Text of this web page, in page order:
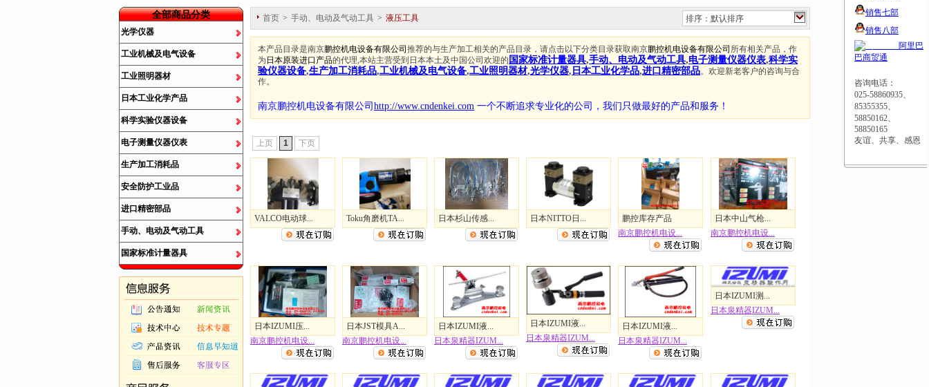
销售七部
销售八部
阿里巴
巴商贸通
咨询电话：
025-58860935、
85355355、
58850162、
58850165
友谊、共享、感恩
全部商品分类
光学仪器
工业机械及电气设备
工业照明器材
日本工业化学产品
科学实验仪器设备
电子测量仪器仪表
生产加工消耗品
安全防护工业品
进口精密部品
手动、电动及气动工具
国家标准计量器具
首页 > 手动、电动及气动工具 > 液压工具 排序：默认排序
本产品目录是南京鹏控机电设备有限公司 推荐的与生产加工相关的产品目录，请点击以下分类目录获取南京鹏控机电设备有限公司 所有相关产品，作
为 日本原装进口产品的代理,本站主营受到日本本土及中国公司欢迎的 国家标准计量器具,手动、电动及气动工具,电子测量仪器仪表,科学实
验仪器设备,生产加工消耗品,工业机械及电气设备,工业照明器材,光学仪器, 日本工业化学品,进口精密部品。欢迎新老客户的咨询与合
作。
南京鹏控机电设备有限公司http://www.cndenkei.com 一个不断追求专业化的公司， 我们只做最好的产品和服务！
上页 1 下页
VALCO电动球... Toku角磨机TA... 日本杉山传感... 日本NITTO日...
鹏控库存产品
南京鹏控机电设...
日本中山气枪...
南京鹏控机电设...
日本IZUMI压...
南京鹏控机电设...
日本JST模具A...
南京鹏控机电设...
日本IZUMI液...
日本泉精器IZUM...
日本IZUMI液...
日本泉精器IZUM...
日本IZUMI液...
日本泉精器IZUM...
日本IZUMI测...
日本泉精器IZUM...